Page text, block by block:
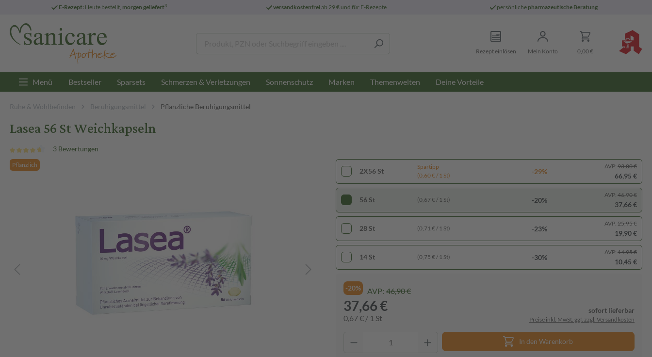
E-Rezept: Heute bestellt, morgen geliefert3 versandkostenfreiab 29 € und für E-Rezepte persönliche pharmazeutische Beratung
Rezept einlösen Mein Konto 0,00 €
Menü Bestseller Sparsets Schmerzen & Verletzungen Sonnenschutz Marken Themenwelten Deine Vorteile
Ruhe & Wohlbefinden Beruhigungsmittel Pflanzliche Beruhigungsmittel
Lasea 56 St Weichkapseln
3 Bewertungen
Pflanzlich
2X56 St
Spartipp
(0,60 € / 1 St)
-29%
AVP: 93,80 €
66,95 €
56 St (0,67 € / 1 St) -20%
AVP: 46,90 €
37,66 €
28 St (0,71 € / 1 St) -23%
AVP: 25,95 €
19,90 €
14 St (0,75 € / 1 St) -30%
AVP: 14,95 €
10,45 €
-20% AVP: 46,90 €
37,66 €
0,67 € / 1 St
sofort lieferbar
Preise inkl. MwSt. ggf. zzgl. Versandkosten
In den Warenkorb